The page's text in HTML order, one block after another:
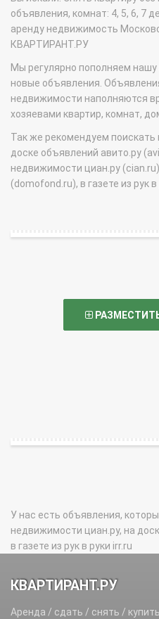
объявления, комнат: 4, 5, 6, 7
аренду недвижимость
КВАРТИРАНТ.РУ
Мы регулярно пополняем нашу
новые объявления.
недвижимости наполняются
хозяевами квартир, комнат,
Так же рекомендуем
доске объявлений авито.ру
недвижимости циан.ру
(domofond.ru), в газете из рук в
У нас есть объявления,
недвижимости циан.ру, на
в газете из рук в руки irr.ru
КВАРТИРАНТ.РУ
Аренда / сдать / снять /